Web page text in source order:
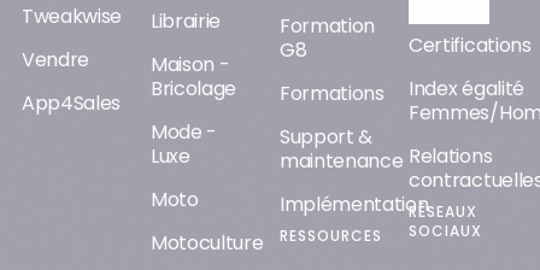
Tweakwise
Vendre
App4Sales
Librairie
Maison -
Bricolage
Mode -
Luxe
Moto
Motoculture
Formation
G8
Formations
Support &
maintenance
Implémentation
RESSOURCES
Certifications
Index égalité
Femmes/
Relations
RÉSEAUX
SOCIAUX